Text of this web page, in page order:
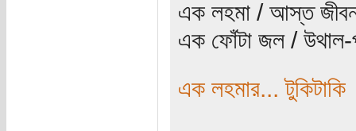
এক লহমা / আস্ত
এক ফোঁটা জল /
এক লহমার... টুকিটাকি